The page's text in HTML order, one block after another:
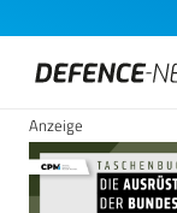
Anzeige